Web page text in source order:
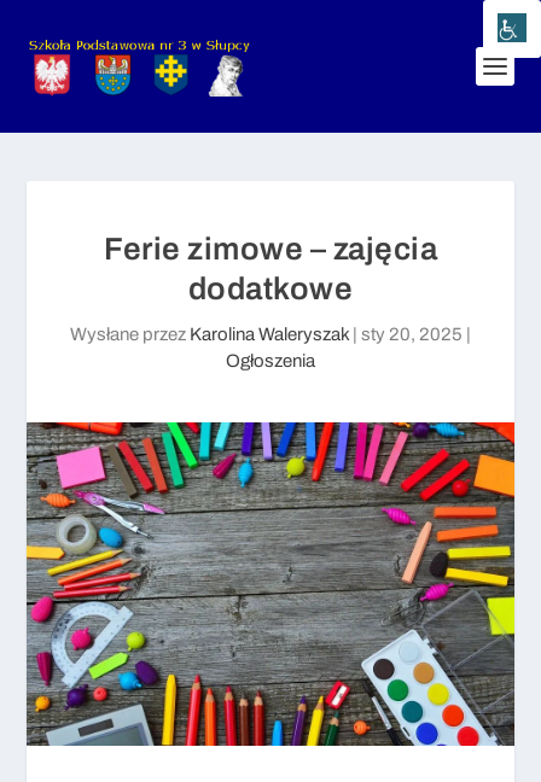
Ferie zimowe – zajęcia
dodatkowe
Wysłane przez Karolina Waleryszak sty 20, 2025
Ogłoszenia